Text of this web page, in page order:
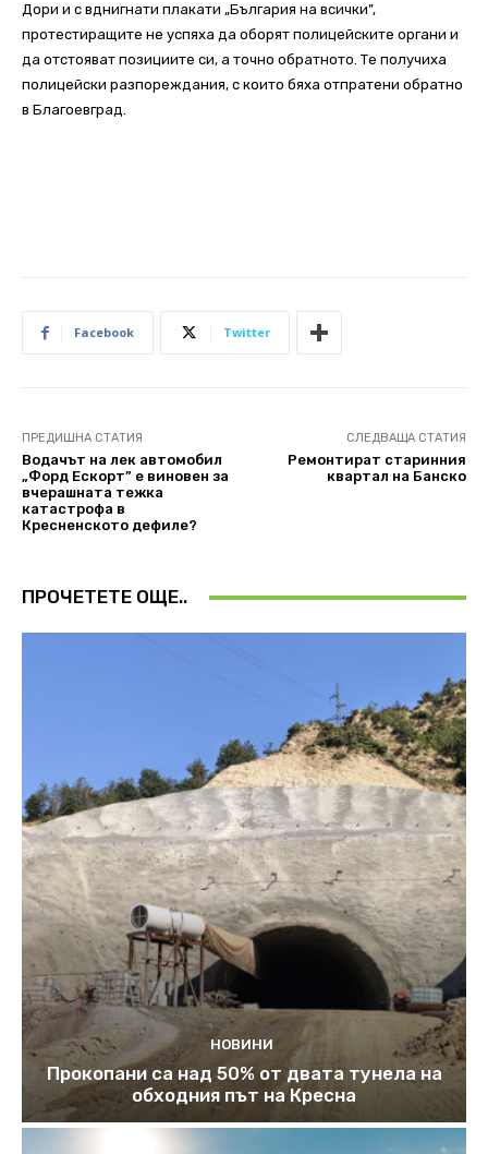
Дори и с вднигнати плакати „България на всички”,
протестиращите не успяха да оборят полицейските органи и
да отстояват позициите си, а точно обратното. Те получиха
полицейски разпореждания, с които бяха отпратени обратно
в Благоевград.
Facebook Twitter
ПРЕДИШНА СТАТИЯ
Водачът на лек автомобил
„Форд Ескорт” е виновен за
вчерашната тежка
катастрофа в
Кресненското дефиле?
СЛЕДВАЩА СТАТИЯ
Ремонтират старинния
квартал на Банско
ПРОЧЕТЕТЕ ОЩЕ..
НОВИНИ
Прокопани са над 50% от двата тунела на
обходния път на Кресна